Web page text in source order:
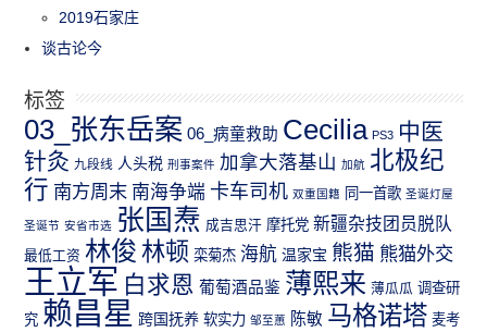
2019石家庄
谈古论今
标签
03_张东岳案 06_病童救助 Cecilia PS3 中医
针灸 九段线 人头税 刑事案件 加拿大落基山 加航 北极纪
行 南方周末 南海争端 卡车司机 双重国籍 同一首歌 圣诞灯屋
圣诞节 安省市选 张国焘 成吉思汗 摩托党 新疆杂技团员脱队
最低工资 林俊 林顿 栾菊杰 海航 温家宝 熊猫 熊猫外交
王立军 白求恩 葡萄酒品鉴 薄熙来 薄瓜瓜 调查研
究 赖昌星 跨国抚养 软实力 邹至蕙 陈敏 马格诺塔 麦考